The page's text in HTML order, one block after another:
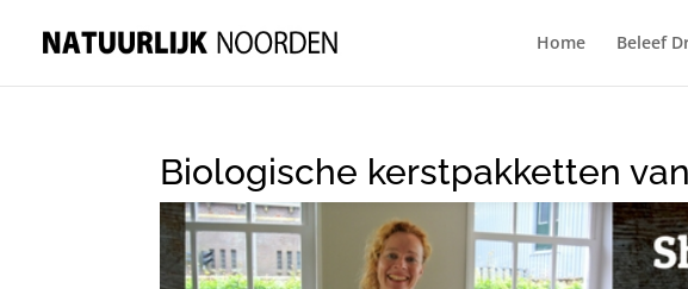
Home Beleef
Biologische kerstpakketten